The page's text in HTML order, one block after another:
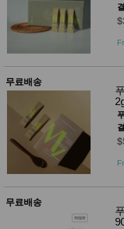
건강가
기브랜
드
보관용
조리용
품
주방소
품
즉석가
면류
무료배송
무료배송